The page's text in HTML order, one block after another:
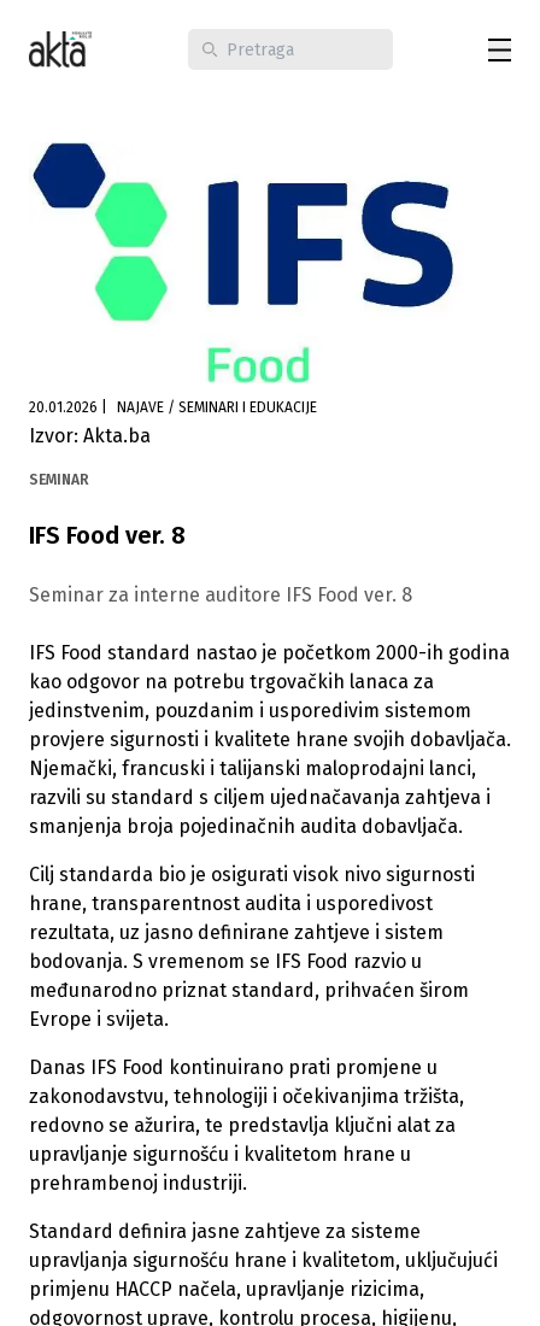
20.01.2026 NAJAVE / SEMINARI I EDUKACIJE
Izvor: Akta.ba
SEMINAR
IFS Food ver. 8
Seminar za interne auditore IFS Food ver. 8
IFS Food standard nastao je početkom 2000-ih godina
kao odgovor na potrebu trgovačkih lanaca za
jedinstvenim, pouzdanim i usporedivim sistemom
provjere sigurnosti i kvalitete hrane svojih dobavljača.
Njemački, francuski i talijanski maloprodajni lanci,
razvili su standard s ciljem ujednačavanja zahtjeva i
smanjenja broja pojedinačnih audita dobavljača.
Cilj standarda bio je osigurati visok nivo sigurnosti
hrane, transparentnost audita i usporedivost
rezultata, uz jasno definirane zahtjeve i sistem
bodovanja. S vremenom se IFS Food razvio u
međunarodno priznat standard, prihvaćen širom
Evrope i svijeta.
Danas IFS Food kontinuirano prati promjene u
zakonodavstvu, tehnologiji i očekivanjima tržišta,
redovno se ažurira, te predstavlja ključni alat za
upravljanje sigurnošću i kvalitetom hrane u
prehrambenoj industriji.
Standard definira jasne zahtjeve za sisteme
upravljanja sigurnošću hrane i kvalitetom, uključujući
primjenu HACCP načela, upravljanje rizicima,
odgovornost uprave, kontrolu procesa, higijenu,